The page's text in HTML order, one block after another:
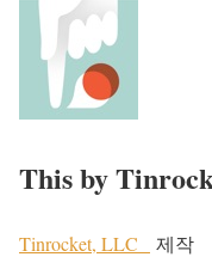
This by
Tinrocket, LLC 제작